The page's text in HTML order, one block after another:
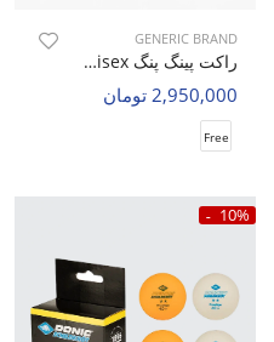
GENERIC BRAND
راکت پینگ پنگ Unisex بدون برند Loki 6 Star U
2,950,000 تومان
Free
10%